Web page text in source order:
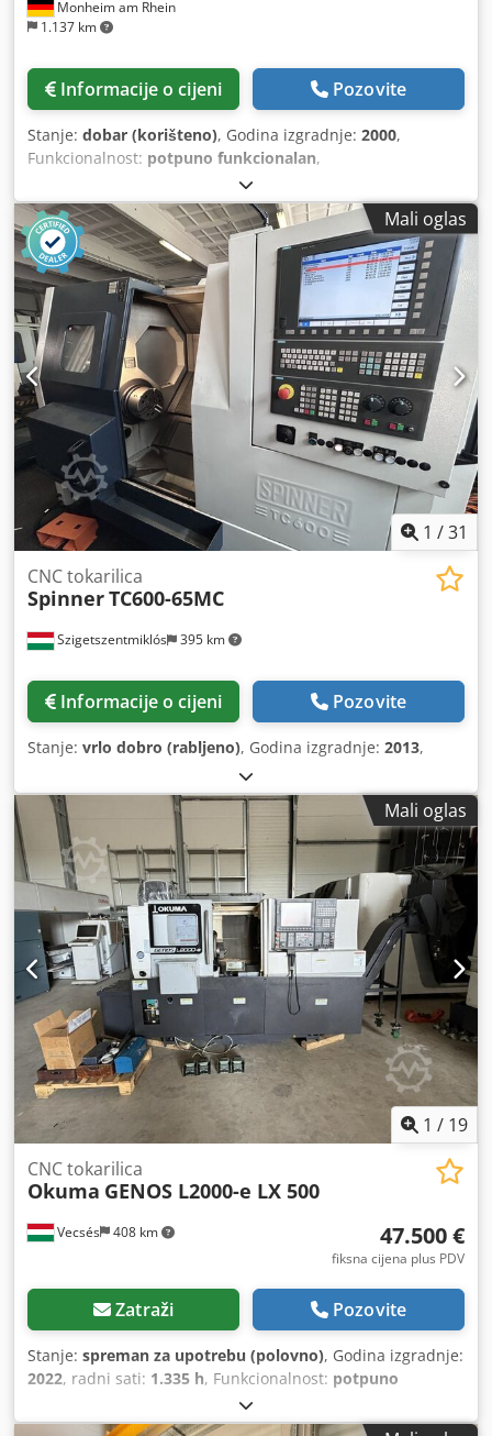
Monheim am Rhein
1.137 km
Informacije o cijeni Pozovite
Stanje: dobar (korišteno), Godina izgradnje: 2000,
Funkcionalnost: potpuno funkcionalan,
Mali oglas
1 /31
Szigetszentmiklós 395 km
CNC tokarilica
SpinnerTC600-65MC
Informacije o cijeni Pozovite
Stanje: vrlo dobro (rabljeno), Godina izgradnje: 2013,
Mali oglas
1 / 19
Vecsés 408 km
CNC tokarilica
Okuma GENOS L2000-e LX 500
47.500 €
fiksna cijena plus PDV
Zatraži Pozovite
Stanje: spreman za upotrebu (polovno), Godina izgradnje:
2022, radni sati: 1.335 h, Funkcionalnost: potpuno